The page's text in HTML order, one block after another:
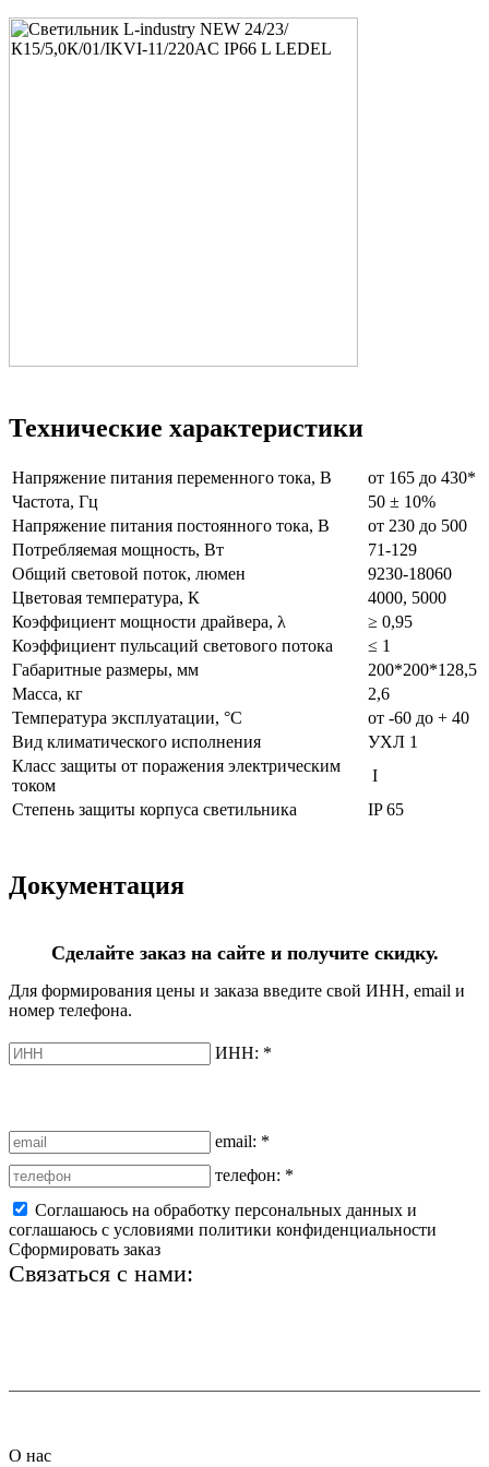
Технические характеристики
Напряжение питания переменного тока, В
от 165 до 430*
Частота, Гц
50 ± 10%
Напряжение питания постоянного тока, В
от 230 до 500
Потребляемая мощность, Вт
71-129
Общий световой поток, люмен
9230-18060
Цветовая температура, К
4000, 5000
Коэффициент мощности драйвера, λ
≥ 0,95
Коэффициент пульсаций светового потока
≤ 1
Габаритные размеры, мм
200*200*128,5
Масса, кг
2,6
Температура эксплуатации, °С
от -60 до + 40
Вид климатического исполнения
УХЛ 1
Класс защиты от поражения электрическим
током
I
Степень защиты корпуса светильника
IP 65
Документация
Сделайте заказ на сайте и получите скидку.
Для формирования цены и заказа введите свой ИНН, email и
номер телефона.
ИНН: *
email: *
телефон: *
Соглашаюсь на обработку персональных данных и
соглашаюсь с условиями политики конфиденциальности
Сформировать заказ
Связаться с нами:
О нас